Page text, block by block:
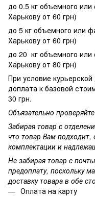
до 0.5 кг объемного
Харькову от 60 грн)
до 5 кг объемного или
Харькову от 60 грн)
до 20 кг объемного или
Харькову от 80 грн)
При условие
доплата к базовой
30 грн.
Объязательно
Забирая товар с
что товар Вам
комплектации и
Не забирая товар с
предоплату, поскольку
доставку товара в обе
Оплата на карту